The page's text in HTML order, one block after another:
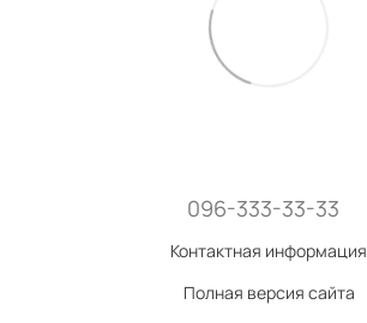
096-333-33-33
Контактная информация
Полная версия сайта